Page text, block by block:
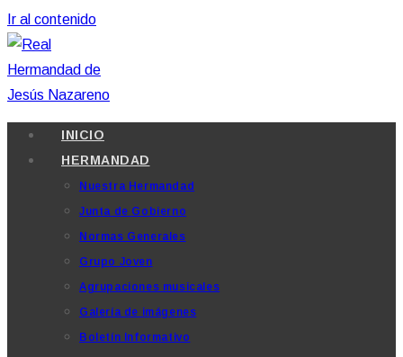
Ir al contenido
INICIO
HERMANDAD
Nuestra Hermandad
Junta de Gobierno
Normas Generales
Grupo Joven
Agrupaciones musicales
Galería de imágenes
Boletín Informativo